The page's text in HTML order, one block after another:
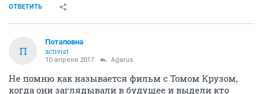
ОТВЕТИТЬ
П
Потаповна
activist
10 апреля 2017 Agarus
Не помню как называется фильм с Томом Крузом,
когда они заглядывали в будущее и выдели кто